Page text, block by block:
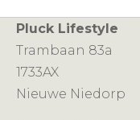
Pluck Lifestyle
Trambaan 83a
1733AX
Nieuwe Niedorp